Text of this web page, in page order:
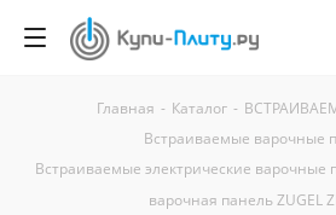
Главная - Каталог -
Встраиваемые варочные
Встраиваемые электрические варочные
варочная панель ZUGEL